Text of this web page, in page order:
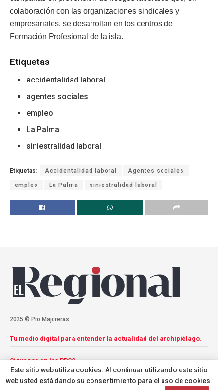
colaboración con las organizaciones sindicales y
empresariales, se desarrollan en los centros de
Formación Profesional de la isla.
Etiquetas
accidentalidad laboral
agentes sociales
empleo
La Palma
siniestralidad laboral
Etiquetas: Accidentalidad laboral Agentes sociales
empleo La Palma siniestralidad laboral
2025 © Pro.Majoreras
Tu medio digital para entender la actualidad del archipiélago.
Síguenos en las RRSS
Este sitio web utiliza cookies. Al continuar utilizando este sitio
web usted está dando su consentimiento para el uso de cookies.